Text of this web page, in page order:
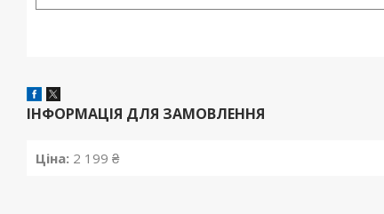
ІНФОРМАЦІЯ ДЛЯ ЗАМОВЛЕННЯ
Ціна: 2 199 ₴